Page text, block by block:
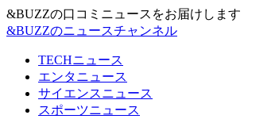
&BUZZの口コミニュースをお届けします
&BUZZのニュースチャンネル
TECHニュース
エンタニュース
サイエンスニュース
スポーツニュース